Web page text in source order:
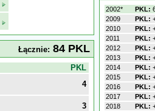
Łącznie: 84 PKL
PKL
4
3
2002* PKL:
2009
PKL:
2010
PKL:
2011
PKL:
2012
PKL:
2013
PKL:
2014
PKL:
2015
PKL:
2016
PKL:
2017
PKL:
2018
PKL: